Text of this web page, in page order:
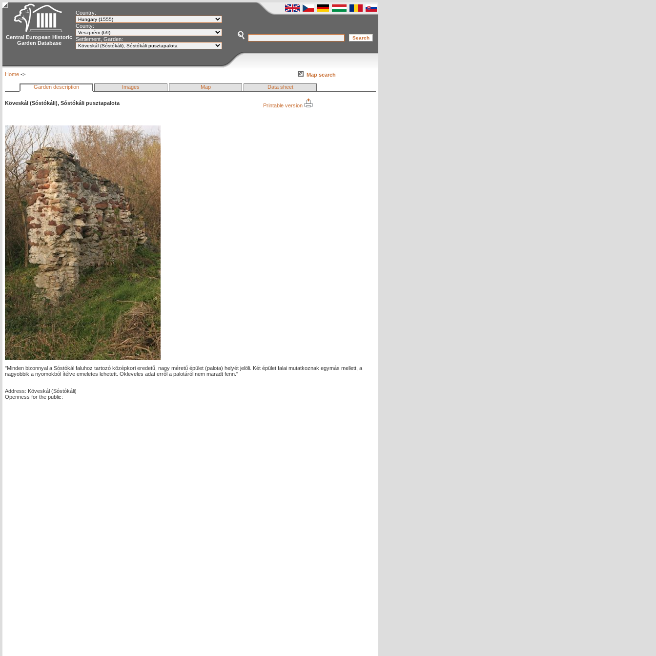
Central European Historic
Garden Database
Country:
County:
Settlement, Garden:
Home -> Map search
Garden description Images Map Data sheet
Köveskál (Sóstókáli), Sóstókáli pusztapalota Printable version
"Minden bizonnyal a Sóstókál faluhoz tartozó középkori eredetű, nagy méretű épület (palota) helyét jelöli. Két épület falai mutatkoznak egymás mellett, a
nagyobbik a nyomokból ítélve emeletes lehetett. Okleveles adat erről a palotáról nem maradt fenn."
Address: Köveskál (Sóstókáli)
Openness for the public: